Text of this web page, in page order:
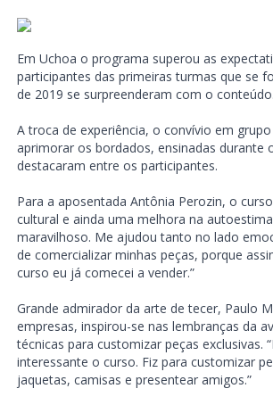
Em Uchoa o programa superou as
participantes das primeiras turmas que se
de 2019 se surpreenderam com o conteúdo.
A troca de experiência, o convívio em
aprimorar os bordados, ensinadas durante
destacaram entre os participantes.
Para a aposentada Antônia Perozin, o
cultural e ainda uma melhora na
maravilhoso. Me ajudou tanto no lado
de comercializar minhas peças, porque
curso eu já comecei a vender.”
Grande admirador da arte de tecer, Paulo
empresas, inspirou-se nas lembranças da
técnicas para customizar peças exclusivas.
interessante o curso. Fiz para customizar
jaquetas, camisas e presentear amigos.”